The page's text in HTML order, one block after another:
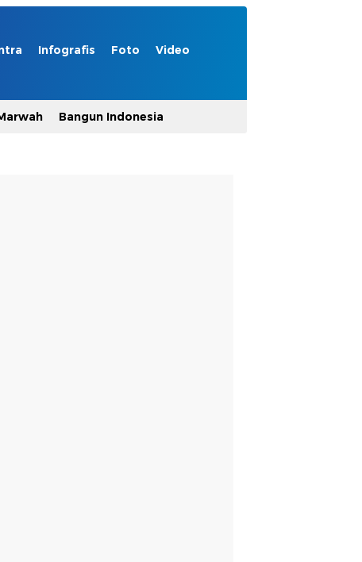
Infografis Foto Video
Bangun Indonesia